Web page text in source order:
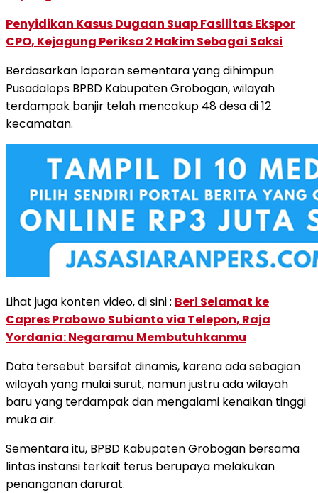
Penyidikan Kasus Dugaan Suap Fasilitas Ekspor
CPO, Kejagung Periksa 2 Hakim Sebagai Saksi
Berdasarkan laporan sementara yang dihimpun
Pusadalops BPBD Kabupaten Grobogan, wilayah
terdampak banjir telah mencakup 48 desa di 12
kecamatan.
Lihat juga konten video, di sini : Beri Selamat ke
Capres Prabowo Subianto via Telepon, Raja
Yordania: Negaramu Membutuhkanmu
Data tersebut bersifat dinamis, karena ada sebagian
wilayah yang mulai surut, namun justru ada wilayah
baru yang terdampak dan mengalami kenaikan tinggi
muka air.
Sementara itu, BPBD Kabupaten Grobogan bersama
lintas instansi terkait terus berupaya melakukan
penanganan darurat.